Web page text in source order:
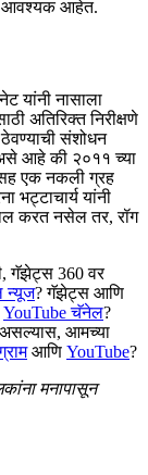
आवश्यक आहेत.
यांनी नासाला
अतिरिक्त निरीक्षणे
संशोधन
आहे की २०११ च्या
एक नकली ग्रह
भट्टाचार्य यांनी
करत नसेल तर, रॉग
गॅझेट्स 360 वर
न्यूज? गॅझेट्स आणि
YouTube चॅनेल?
असल्यास, आमच्या
आणि YouTube?
मनापासून